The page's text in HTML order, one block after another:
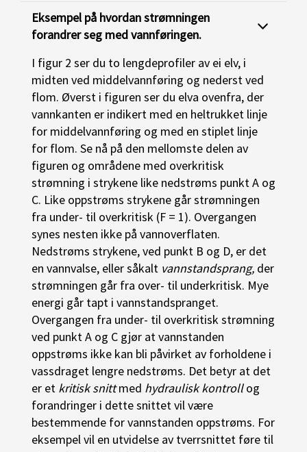
Eksempel på hvordan strømningen
forandrer seg med vannføringen.
I figur 2 ser du to lengdeprofiler av ei elv, i
midten ved middelvannføring og nederst ved
flom. Øverst i figuren ser du elva ovenfra, der
vannkanten er indikert med en heltrukket linje
for middelvannføring og med en stiplet linje
for flom. Se nå på den mellomste delen av
figuren og områdene med overkritisk
strømning i strykene like nedstrøms punkt A og
C. Like oppstrøms strykene går strømningen
fra under- til overkritisk (F = 1). Overgangen
synes nesten ikke på vannoverflaten.
Nedstrøms strykene, ved punkt B og D, er det
en vannvalse, eller såkalt vannstandsprang, der
strømningen går fra over- til underkritisk. Mye
energi går tapt i vannstandspranget.
Overgangen fra under- til overkritisk strømning
ved punkt A og C gjør at vannstanden
oppstrøms ikke kan bli påvirket av forholdene i
vassdraget lengre nedstrøms. Det betyr at det
er et kritisk snittmed hydraulisk kontrollog
forandringer i dette snittet vil være
bestemmende for vannstanden oppstrøms. For
eksempel vil en utvidelse av tverrsnittet føre til